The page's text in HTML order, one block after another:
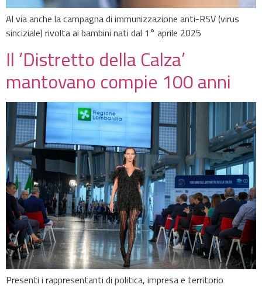
Al via anche la campagna di immunizzazione anti-RSV (virus
sinciziale) rivolta ai bambini nati dal 1° aprile 2025
Il ‘Distretto della Calza’
mantovano compie 100 anni
Presenti i rappresentanti di politica, impresa e territorio